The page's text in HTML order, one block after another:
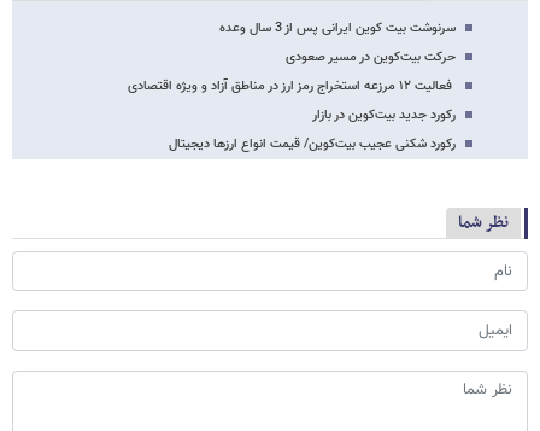
سرنوشت بیت کوین ایرانی پس از 3 سال وعده
حرکت بیت‌کوین در مسیر صعودی
فعالیت ۱۲ مرزعه استخراج رمز ارز در مناطق آزاد و ویژه اقتصادی
رکورد جدید بیت‌کوین در بازار
رکورد شکنی عجیب بیت‌کوین/ قیمت انواع ارزها دیجیتال
نظر شما